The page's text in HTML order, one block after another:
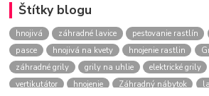
Štítky blogu
hnojivá záhradné lavice pestovanie rastlín
pasce
hnojivá na kvety hnojenie rastlin
záhradné grily
grily na uhlie elektrické grily
vertikutátor
hnojenie Záhradný nábytok